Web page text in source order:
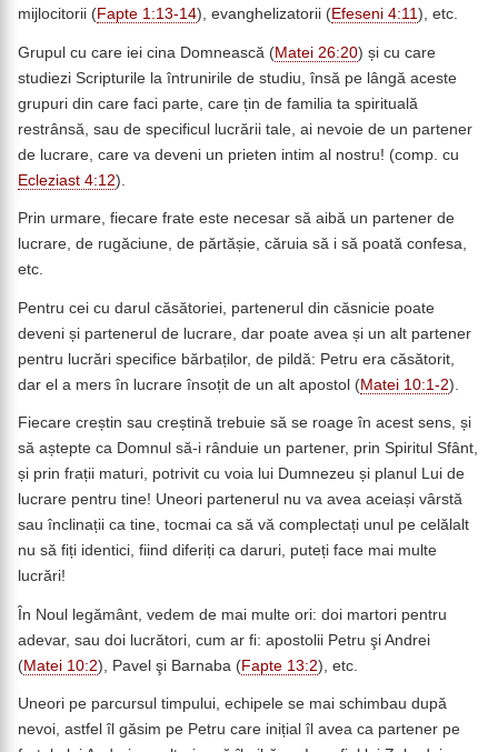
mijlocitorii (Fapte 1:13-14), evanghelizatorii (Efeseni 4:11), etc.
Grupul cu care iei cina Domnească (Matei 26:20) și cu care
studiezi Scripturile la întrunirile de studiu, însă pe lângă aceste
grupuri din care faci parte, care țin de familia ta spirituală
restrânsă, sau de specificul lucrării tale, ai nevoie de un partener
de lucrare, care va deveni un prieten intim al nostru! (comp. cu
Ecleziast 4:12).
Prin urmare, fiecare frate este necesar să aibă un partener de
lucrare, de rugăciune, de părtășie, căruia să i să poată confesa,
etc.
Pentru cei cu darul căsătoriei, partenerul din căsnicie poate
deveni și partenerul de lucrare, dar poate avea și un alt partener
pentru lucrări specifice bărbaților, de pildă: Petru era căsătorit,
dar el a mers în lucrare însoțit de un alt apostol (Matei 10:1-2).
Fiecare creștin sau creștină trebuie să se roage în acest sens, și
să aștepte ca Domnul să-i rânduie un partener, prin Spiritul Sfânt,
și prin frații maturi, potrivit cu voia lui Dumnezeu și planul Lui de
lucrare pentru tine! Uneori partenerul nu va avea aceiași vârstă
sau înclinații ca tine, tocmai ca să vă complectați unul pe celălalt
nu să fiți identici, fiind diferiți ca daruri, puteți face mai multe
lucrări!
În Noul legământ, vedem de mai multe ori: doi martori pentru
adevar, sau doi lucrători, cum ar fi: apostolii Petru şi Andrei
(Matei 10:2), Pavel şi Barnaba (Fapte 13:2), etc.
Uneori pe parcursul timpului, echipele se mai schimbau după
nevoi, astfel îl găsim pe Petru care inițial îl avea ca partener pe